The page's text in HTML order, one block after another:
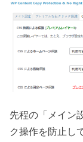
先程の「メイン
ク操作を防止し